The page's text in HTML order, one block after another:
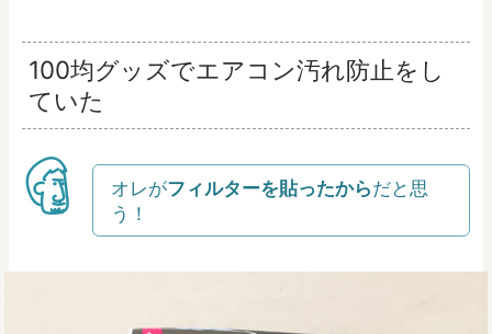
100均グッズでエアコン汚れ防止をし
ていた
オレがフィルターを貼ったからだと思
う！